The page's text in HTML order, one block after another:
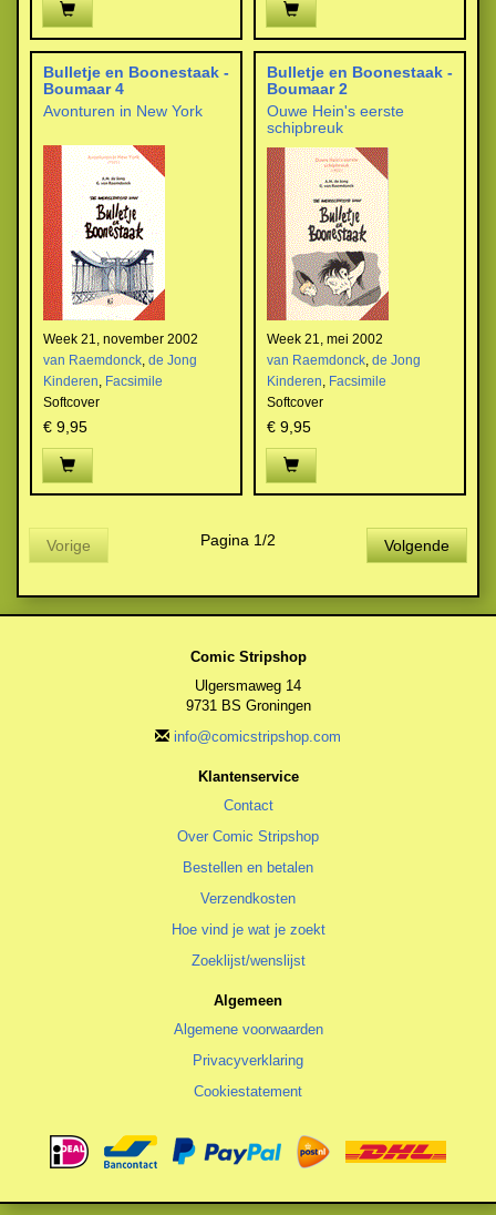
Bulletje en Boonestaak -
Boumaar 4
Avonturen in New York
Week 21, november 2002
van Raemdonck, de Jong
Kinderen, Facsimile
Softcover
€ 9,95
Bulletje en Boonestaak -
Boumaar 2
Ouwe Hein's eerste
schipbreuk
Week 21, mei 2002
van Raemdonck, de Jong
Kinderen, Facsimile
Softcover
€ 9,95
Vorige Pagina 1/2 Volgende
Comic Stripshop
Ulgersmaweg 14
9731 BS Groningen
info@comicstripshop.com
Klantenservice
Contact
Over Comic Stripshop
Bestellen en betalen
Verzendkosten
Hoe vind je wat je zoekt
Zoeklijst/wenslijst
Algemeen
Algemene voorwaarden
Privacyverklaring
Cookiestatement